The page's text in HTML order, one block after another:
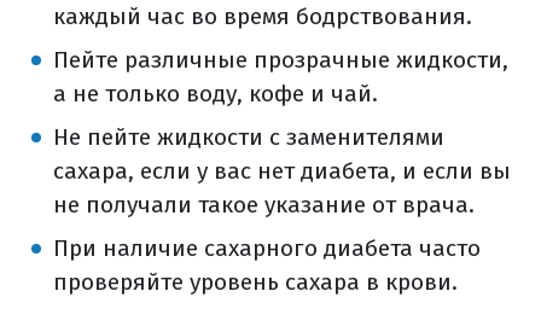
каждый час во время бодрствования.
Пейте различные прозрачные жидкости,
а не только воду, кофе и чай.
Не пейте жидкости с заменителями
сахара, если у вас нет диабета, и если вы
не получали такое указание от врача.
При наличие сахарного диабета часто
проверяйте уровень сахара в крови.